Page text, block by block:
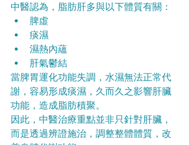
中醫認為，脂肪肝多與以下體質有關：
脾虛
痰濕
濕熱內蘊
肝氣鬱結
當脾胃運化功能失調，水濕無法正常代
謝，容易形成痰濕，久而久之影響肝臟
功能，造成脂肪積聚。
因此，中醫治療重點並非只針對肝臟，
而是透過辨證施治，調整整體體質，改